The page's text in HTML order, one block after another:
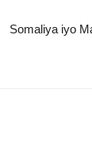
Somaliya iyo